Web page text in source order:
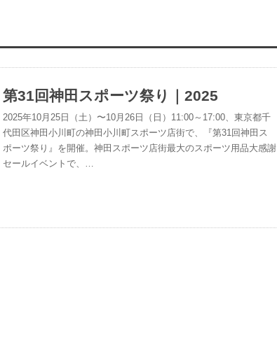
第31回神田スポーツ祭り｜2025
2025年10月25日（土）〜10月26日（日）11:00～17:00、東京都千
代田区神田小川町の神田小川町スポーツ店街で、『第31回神田ス
ポーツ祭り』を開催。神田スポーツ店街最大のスポーツ用品大感謝
セールイベントで、…